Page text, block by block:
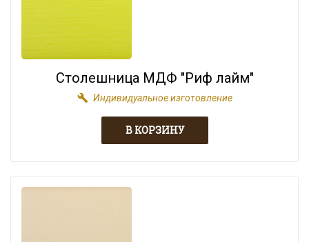
Столешница МДФ "Риф лайм"
build Индивидуальное изготовление